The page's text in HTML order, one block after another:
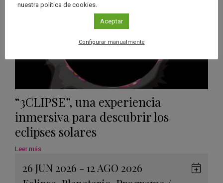
“3CLIPSE”, una experiencia
inmersiva para descubrir los
eclipses solares
Leer más
26 JUN 2026 - 12 AGO 2026
nuestra política de cookies.
Aceptar
Configurar manualmente